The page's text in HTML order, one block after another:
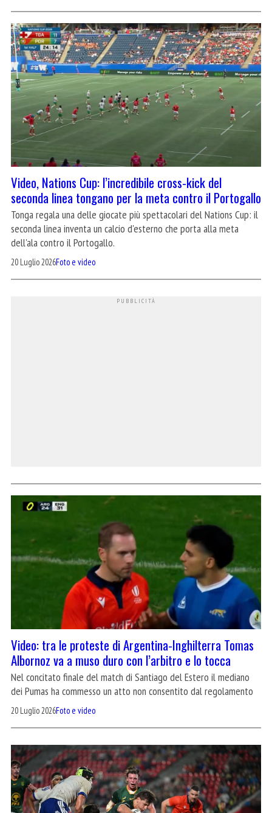
Video, Nations Cup: l’incredibile cross-kick del
seconda linea tongano per la meta contro il Portogallo
Tonga regala una delle giocate più spettacolari del Nations Cup: il
seconda linea inventa un calcio d'esterno che porta alla meta
dell'ala contro il Portogallo.
20 Luglio 2026Foto e video
Video: tra le proteste di Argentina-Inghilterra Tomas
Albornoz va a muso duro con l’arbitro e lo tocca
Nel concitato finale del match di Santiago del Estero il mediano
dei Pumas ha commesso un atto non consentito dal regolamento
20 Luglio 2026Foto e video